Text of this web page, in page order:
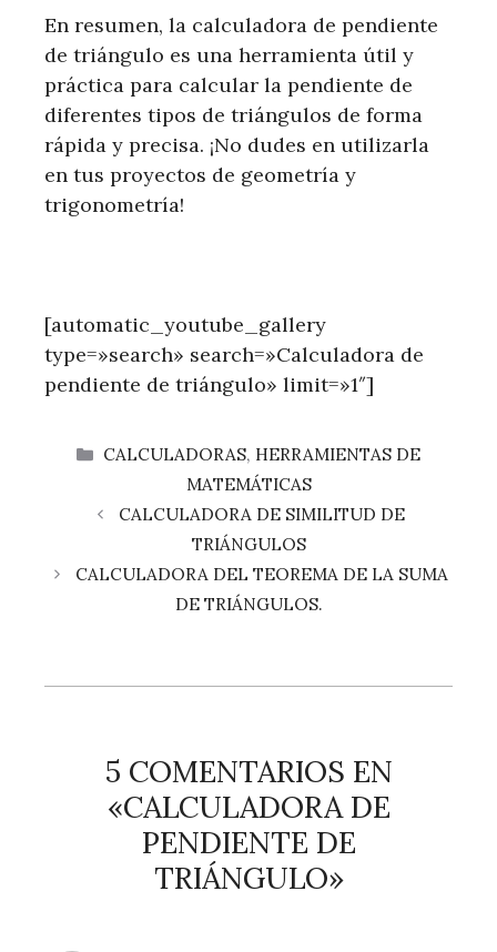
En resumen, la calculadora de pendiente
de triángulo es una herramienta útil y
práctica para calcular la pendiente de
diferentes tipos de triángulos de forma
rápida y precisa. ¡No dudes en utilizarla
en tus proyectos de geometría y
trigonometría!
[automatic_youtube_gallery
type=»search» search=»Calculadora de
pendiente de triángulo» limit=»1″]
CATEGORÍAS
CALCULADORAS, HERRAMIENTAS DE
MATEMÁTICAS
CALCULADORA DE SIMILITUD DE
TRIÁNGULOS
CALCULADORA DEL TEOREMA DE LA SUMA
DE TRIÁNGULOS.
5 COMENTARIOS EN
«CALCULADORA DE
PENDIENTE DE
TRIÁNGULO»